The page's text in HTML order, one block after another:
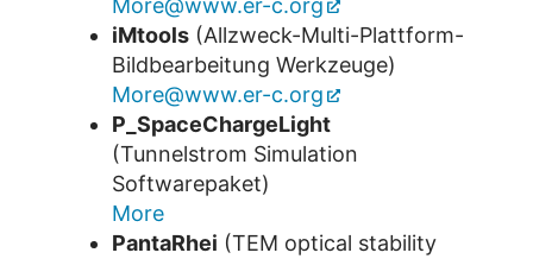
More@www.er-c.org
iMtools (Allzweck-Multi-Plattform-
Bildbearbeitung Werkzeuge)
More@www.er-c.org
P_SpaceChargeLight
(Tunnelstrom Simulation
Softwarepaket)
More
PantaRhei (TEM optical stability